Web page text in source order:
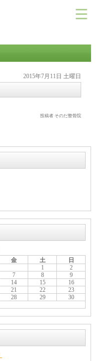
2015年7月11日 土曜日
投稿者 そのだ整骨院
金 土
日
1
2
7 8
9
14 15
16
21 22
23
28 29
30